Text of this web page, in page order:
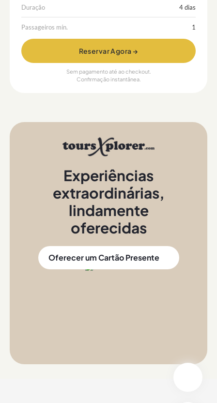
Duração 4 dias
Passageiros mín. 1
Reservar Agora →
Sem pagamento até ao checkout.
Confirmação instantânea.
Experiências
extraordinárias,
lindamente
oferecidas
Oferecer um Cartão Presente